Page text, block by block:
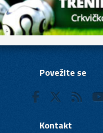
Povežite se
Kontakt